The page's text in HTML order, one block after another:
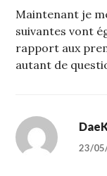
Maintenant je
suivantes vont
rapport aux
autant de
23/